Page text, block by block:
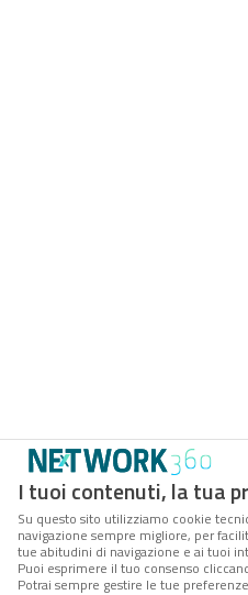
I tuoi contenuti, la tua
Su questo sito utilizziamo cookie
navigazione sempre migliore, per
tue abitudini di navigazione e ai tuoi
Puoi esprimere il tuo consenso
Potrai sempre gestire le tue